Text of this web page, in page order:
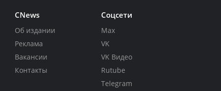
CNews
Об издании
Реклама
Вакансии
Контакты
Соцсети
Max
VK
VK Видео
Rutube
Telegram